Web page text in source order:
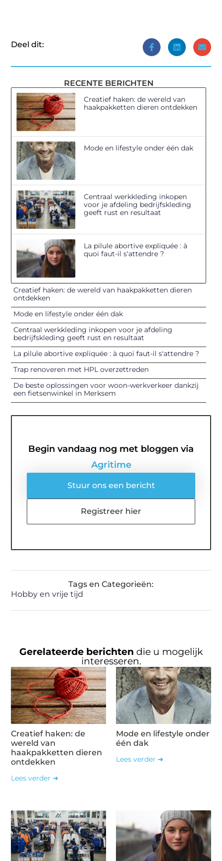
Deel dit:
RECENTE BERICHTEN
Creatief haken: de wereld van
haakpakketten dieren ontdekken
Mode en lifestyle onder één dak
Centraal werkkleding inkopen
voor je afdeling bedrijfskleding
geeft rust en resultaat
La pilule abortive expliquée : à
quoi faut-il s'attendre ?
Creatief haken: de wereld van haakpakketten dieren
ontdekken
Mode en lifestyle onder één dak
Centraal werkkleding inkopen voor je afdeling
bedrijfskleding geeft rust en resultaat
La pilule abortive expliquée : à quoi faut-il s'attendre ?
Trap renoveren met HPL overzettreden
De beste oplossingen voor woon-werkverkeer dankzij
een fietsenwinkel in Merksem
Begin vandaag nog met bloggen via
Agritime
Stuur ons een bericht
Registreer hier
Tags en Categorieën:
Hobby en vrije tijd
Gerelateerde berichten die u mogelijk
interesseren.
Creatief haken: de
wereld van
haakpakketten dieren
ontdekken
Lees verder ➜
Mode en lifestyle onder
één dak
Lees verder ➜